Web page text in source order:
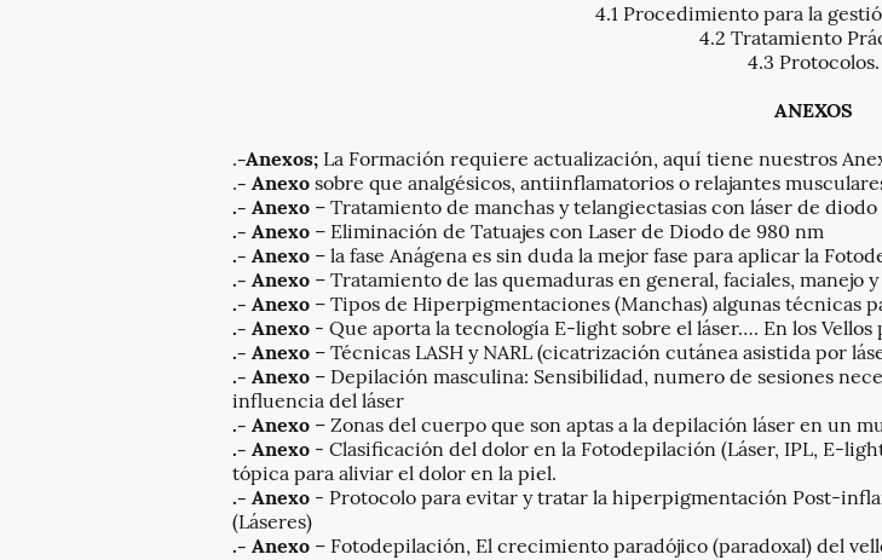
4.1 Procedimiento para la
4.2 Tratamiento
4.3 Protocolos.
ANEXOS
.-Anexos; La Formación requiere actualización, aquí tiene nuestros
.- Anexo sobre que analgésicos, antiinflamatorios o relajantes
.- Anexo – Tratamiento de manchas y telangiectasias con láser de diodo
.- Anexo – Eliminación de Tatuajes con Laser de Diodo de 980 nm
.- Anexo – la fase Anágena es sin duda la mejor fase para aplicar la
.- Anexo – Tratamiento de las quemaduras en general, faciales, manejo
.- Anexo – Tipos de Hiperpigmentaciones (Manchas) algunas técnicas
.- Anexo - Que aporta la tecnología E-light sobre el láser…. En los
.- Anexo – Técnicas LASH y NARL (cicatrización cutánea asistida por
.- Anexo – Depilación masculina: Sensibilidad, numero de sesiones
influencia del láser
.- Anexo – Zonas del cuerpo que son aptas a la depilación láser en un
.- Anexo - Clasificación del dolor en la Fotodepilación (Láser, IPL, E-
tópica para aliviar el dolor en la piel.
.- Anexo - Protocolo para evitar y tratar la hiperpigmentación Post-
(Láseres)
.- Anexo – Fotodepilación, El crecimiento paradójico (paradoxal) del